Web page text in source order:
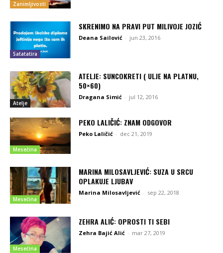
Zanimljivosti
Satatatira
SKRENIMO NA PRAVI PUT MILIVOJE JOZIĆ
Deana Sailović - jun 23, 2016
Atelje
ATELJE: SUNCOKRETI ( ULJE NA PLATNU,
50×60)
Dragana Simić - jul 12, 2016
Mesečina
PEKO LALIČIĆ: ZNAM ODGOVOR
Peko Laličić - dec 21, 2019
Mesečina
MARINA MILOSAVLJEVIĆ: SUZA U SRCU
OPLAKUJE LJUBAV
Marina Milosavljević - sep 22, 2018
Mesečina
ZEHRA ALIĆ: OPROSTI TI SEBI
Zehra Bajić Alić - mar 27, 2019